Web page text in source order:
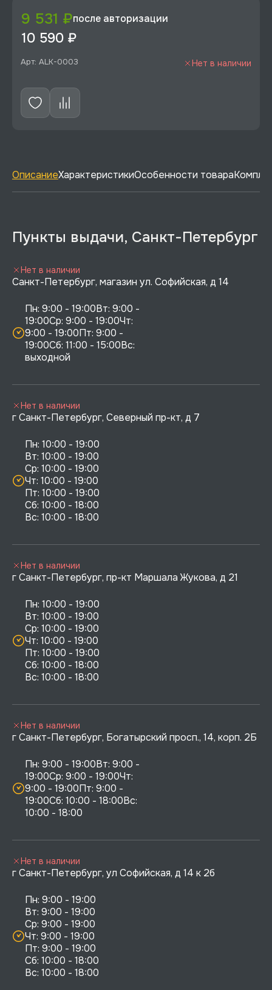
9 531 ₽после авторизации
10 590 ₽
Арт: ALK-0003 Нет в наличии
ОписаниеХарактеристикиОсобенности товара
Пункты выдачи, Санкт-Петербург
Санкт-Петербург, магазин ул. Софийская, д 14
Пн: 9:00 - 19:00Вт: 9:00 -
19:00Ср: 9:00 - 19:00Чт:
9:00 - 19:00Пт: 9:00 -
19:00Сб: 11:00 - 15:00Вс:
выходной
Нет в наличии
г Санкт-Петербург, Северный пр-кт, д 7
Пн: 10:00 - 19:00
Вт: 10:00 - 19:00
Ср: 10:00 - 19:00
Чт: 10:00 - 19:00
Пт: 10:00 - 19:00
Сб: 10:00 - 18:00
Нет в наличии
г Санкт-Петербург, пр-кт Маршала Жукова, д 21
Пн: 10:00 - 19:00
Вт: 10:00 - 19:00
Ср: 10:00 - 19:00
Чт: 10:00 - 19:00
Пт: 10:00 - 19:00
Сб: 10:00 - 18:00
Нет в наличии
г Санкт-Петербург, Богатырский просп., 14, корп. 2Б
Пн: 9:00 - 19:00Вт: 9:00 -
19:00Ср: 9:00 - 19:00Чт:
9:00 - 19:00Пт: 9:00 -
19:00Сб: 10:00 - 18:00Вс:
10:00 - 18:00
Нет в наличии
г Санкт-Петербург, ул Софийская, д 14 к 2б
Пн: 9:00 - 19:00
Вт: 9:00 - 19:00
Ср: 9:00 - 19:00
Чт: 9:00 - 19:00
Пт: 9:00 - 19:00
Сб: 10:00 - 18:00
Нет в наличии